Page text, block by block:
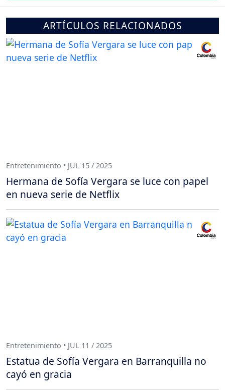
ARTÍCULOS RELACIONADOS
Entretenimiento • JUL 15 / 2025
Hermana de Sofía Vergara se luce con papel
en nueva serie de Netflix
Entretenimiento • JUL 11 / 2025
Estatua de Sofía Vergara en Barranquilla no
cayó en gracia